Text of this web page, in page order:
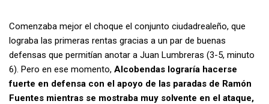
Comenzaba mejor el choque el conjunto ciudadrealeño, que
lograba las primeras rentas gracias a un par de buenas
defensas que permitían anotar a Juan Lumbreras (3-5, minuto
6). Pero en ese momento, Alcobendas lograría hacerse
fuerte en defensa con el apoyo de las paradas de Ramón
Fuentes mientras se mostraba muy solvente en el ataque,